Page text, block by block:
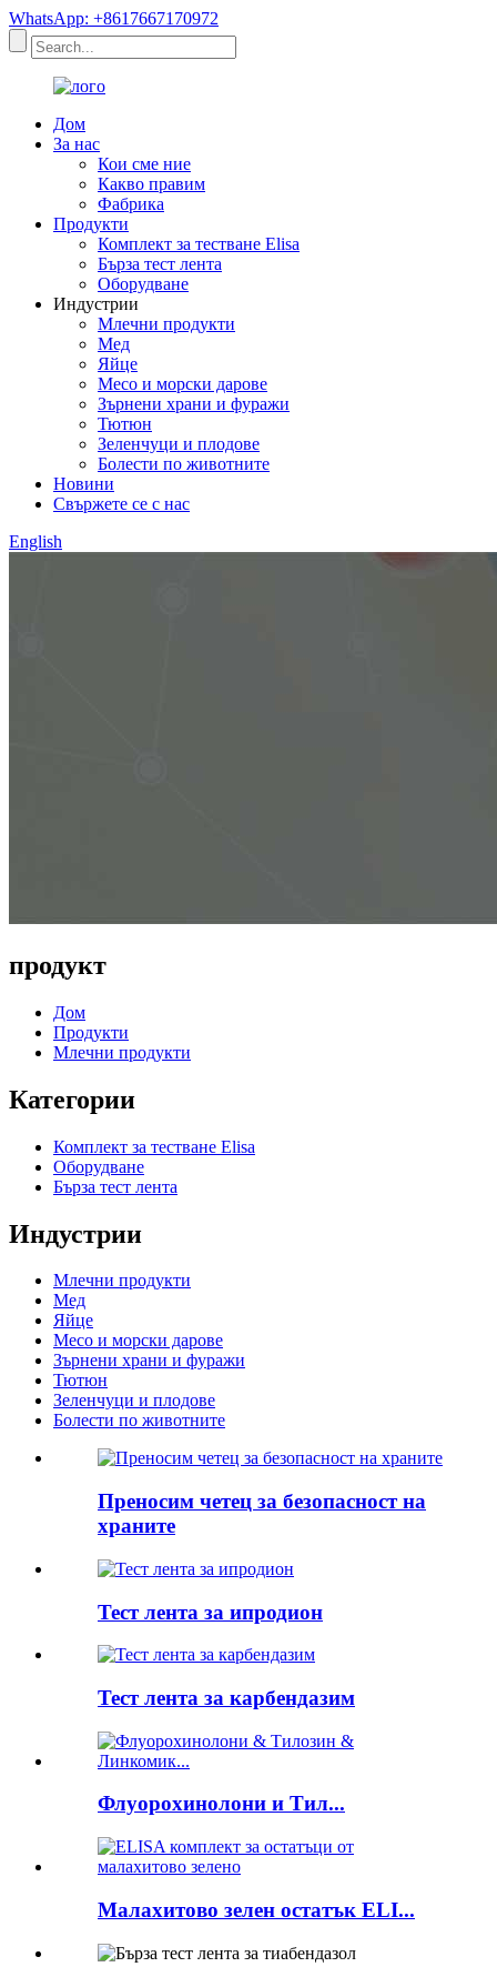
WhatsApp: +8617667170972
Дом
За нас
Кои сме ние
Какво правим
Фабрика
Продукти
Комплект за тестване Elisa
Бърза тест лента
Оборудване
Индустрии
Млечни продукти
Мед
Яйце
Месо и морски дарове
Зърнени храни и фуражи
Тютюн
Зеленчуци и плодове
Болести по животните
Новини
Свържете се с нас
English
продукт
Дом
Продукти
Млечни продукти
Категории
Комплект за тестване Elisa
Оборудване
Бърза тест лента
Индустрии
Млечни продукти
Мед
Яйце
Месо и морски дарове
Зърнени храни и фуражи
Тютюн
Зеленчуци и плодове
Болести по животните
Преносим четец за безопасност на
храните
Тест лента за ипродион
Тест лента за карбендазим
Флуорохинолони и Тил...
Малахитово зелен остатък ELI...